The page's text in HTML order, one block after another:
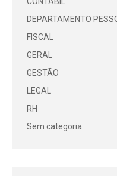
DEPARTAMENTO
FISCAL
GERAL
GESTÃO
LEGAL
RH
Sem categoria